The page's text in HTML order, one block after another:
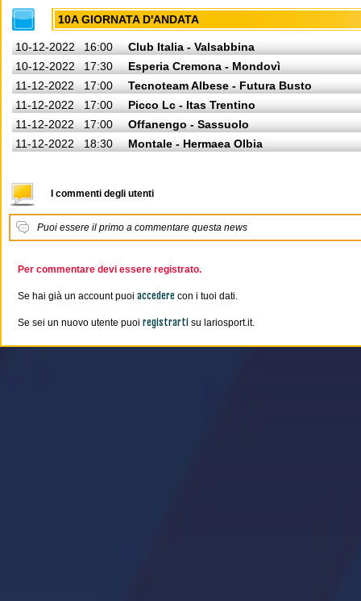
10A GIORNATA D'ANDATA
10-12-2022 16:00
Club Italia - Valsabbina
10-12-2022
17:30
Esperia Cremona - Mondovì
11-12-2022
17:00
Tecnoteam Albese - Futura Busto
11-12-2022
17:00
Picco Lc - Itas Trentino
11-12-2022
17:00
Offanengo - Sassuolo
11-12-2022
18:30 Montale - Hermaea Olbia
I commenti degli utenti
Puoi essere il primo a commentare questa news
Per commentare devi essere registrato.
Se hai già un account puoi accedere con i tuoi dati.
Se sei un nuovo utente puoi registrarti su lariosport.it.